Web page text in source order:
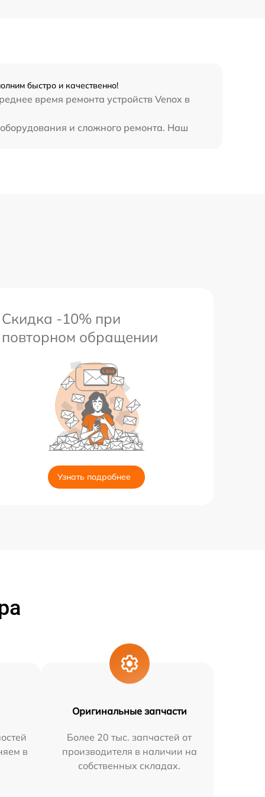
быстро и качественно!
время ремонта устройств Venox в
и сложного ремонта. Наш
Скидка -10% при
повторном обращении
Узнать подробнее
в
Оригинальные запчасти
Более 20 тыс. запчастей от
производителя в наличии на
собственных складах.